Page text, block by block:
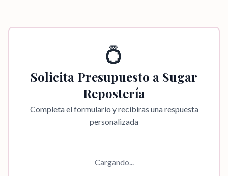
💍
Solicita Presupuesto a Sugar
Repostería
Completa el formulario y recibiras una respuesta
personalizada
Cargando...